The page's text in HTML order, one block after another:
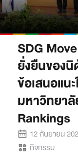
SDG
ยั่งยืนของนิ
ข้อเสนอแน
มหาวิทยาลั
Rankings
12 กันยายน
กิจกรรม